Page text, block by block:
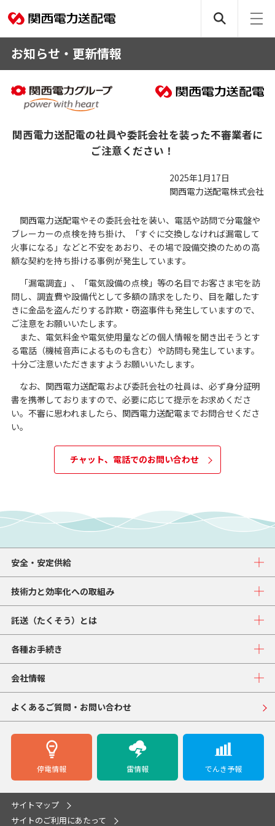
お知らせ・更新情報
関西電力送配電の社員や委託会社を装った不審業者に
ご注意ください！
2025年1月17日
関西電力送配電株式会社
関西電力送配電やその委託会社を装い、電話や訪問で分電盤や
ブレーカーの点検を持ち掛け、「すぐに交換しなければ漏電して
火事になる」などと不安をあおり、その場で設備交換のための高
額な契約を持ち掛ける事例が発生しています。
「漏電調査」、「電気設備の点検」等の名目でお客さま宅を訪
問し、調査費や設備代として多額の請求をしたり、目を離したす
きに金品を盗んだりする詐欺・窃盗事件も発生していますので、
ご注意をお願いいたします。
また、電気料金や電気使用量などの個人情報を聞き出そうとす
る電話（機械音声によるものも含む）や訪問も発生しています。
十分ご注意いただきますようお願いいたします。
なお、関西電力送配電および委託会社の社員は、必ず身分証明
書を携帯しておりますので、必要に応じて提示をお求めくださ
い。不審に思われましたら、関西電力送配電までお問合せくださ
い。
チャット、電話でのお問い合わせ
安全・安定供給
技術力と効率化への取組み
託送（たくそう）とは
各種お手続き
会社情報
よくあるご質問・お問い合わせ
停電情報 雷情報 でんき予報
サイトマップ
サイトのご利用にあたって